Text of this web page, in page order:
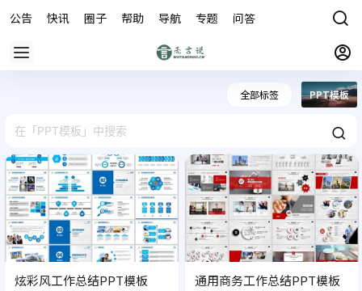
公告 快讯 圈子 帮助 导航 专题 问答
全部标签 PPT模板
炫彩风工作总结PPT模板 通用商务工作总结PPT模板